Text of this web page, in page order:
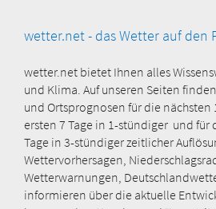
wetter.net - das Wetter auf den
wetter.net bietet Ihnen alles
und Klima. Auf unseren Seiten
und Ortsprognosen für die nächsten
ersten 7 Tage in 1-stündiger und für
Tage in 3-stündiger zeitlicher
Wettervorhersagen,
Wetterwarnungen,
informieren über die aktuelle